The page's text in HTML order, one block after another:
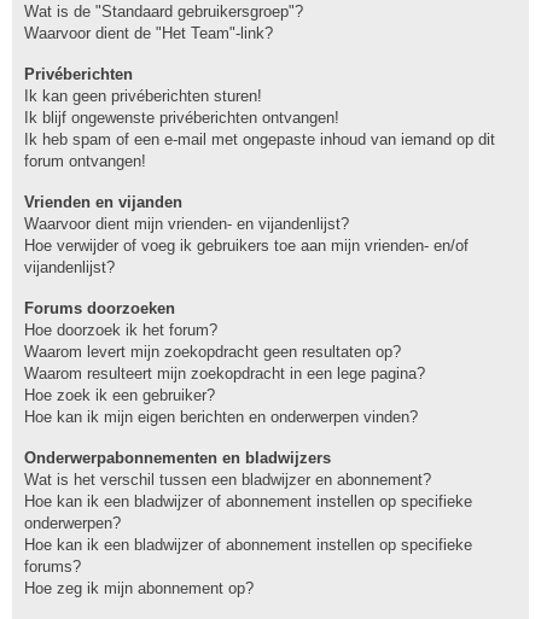
Wat is de "Standaard gebruikersgroep"?
Waarvoor dient de "Het Team"-link?
Privéberichten
Ik kan geen privéberichten sturen!
Ik blijf ongewenste privéberichten ontvangen!
Ik heb spam of een e-mail met ongepaste inhoud van iemand op dit
forum ontvangen!
Vrienden en vijanden
Waarvoor dient mijn vrienden- en vijandenlijst?
Hoe verwijder of voeg ik gebruikers toe aan mijn vrienden- en/of
vijandenlijst?
Forums doorzoeken
Hoe doorzoek ik het forum?
Waarom levert mijn zoekopdracht geen resultaten op?
Waarom resulteert mijn zoekopdracht in een lege pagina?
Hoe zoek ik een gebruiker?
Hoe kan ik mijn eigen berichten en onderwerpen vinden?
Onderwerpabonnementen en bladwijzers
Wat is het verschil tussen een bladwijzer en abonnement?
Hoe kan ik een bladwijzer of abonnement instellen op specifieke
onderwerpen?
Hoe kan ik een bladwijzer of abonnement instellen op specifieke
forums?
Hoe zeg ik mijn abonnement op?